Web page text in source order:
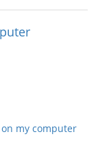
my computer